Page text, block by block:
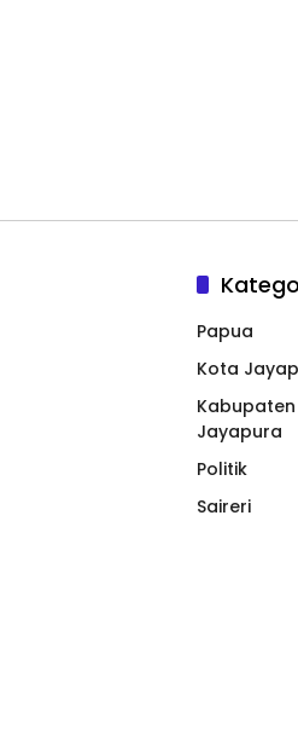
Papua
Kota
Kabupaten
Jayapura
Politik
Saireri